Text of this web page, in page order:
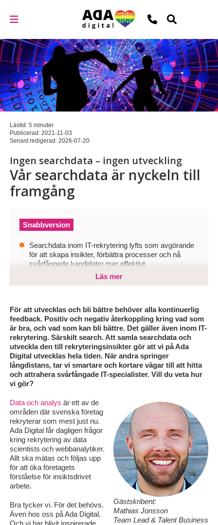
Lästid: 5 minuter
Publicerad: 2021-11-03
Senast redigerad: 2026-07-20
Ingen searchdata – ingen utveckling
Vår searchdata är nyckeln till
framgång
Snabbversion
Searchdata inom IT-rekrytering lyfts som avgörande
för att skapa insikter, förbättra processer och nå
svårfångade kandidater mer effektivt.
Utan datadrivna arbetssätt riskerar organisationer att
kandidatmarknad.
Företag behöver bygga en datadriven kultur,
analysera kandidatflöden och aktivt testa hypoteser
för att kontinuerligt optimera sin rekrytering och träffa
rätt kompetens snabbare.
Läs mer
För att utvecklas och bli bättre behöver alla kontinuerlig
feedback. Positiv och negativ återkoppling kring vad som
är bra, och vad som kan bli bättre. Det gäller även inom IT-
rekrytering. Särskilt search. Att samla searchdata och
utveckla den till rekryteringsinsikter gör att vi på Ada
Digital utvecklas hela tiden. När andra springer
långdistans, tar vi smartare och kortare vägar till att hitta
och attrahera svårfångade IT-specialister. Vill du veta hur
vi gör?
Gästskribent:
Mathias Jonsson
Team Lead & Talent Business
Data och analys är ett av de
områden där svenska företag
rekryterar som mest just nu.
Ada Digital får dagligen frågor
kring rekrytering av data
scientists och webbanalytiker.
Allt ska mätas och följas upp
för att öka företagets
förståelse för insiktsdrivet
arbete.
Bra tycker vi. För det behövs.
Även hos oss på Ada Digital.